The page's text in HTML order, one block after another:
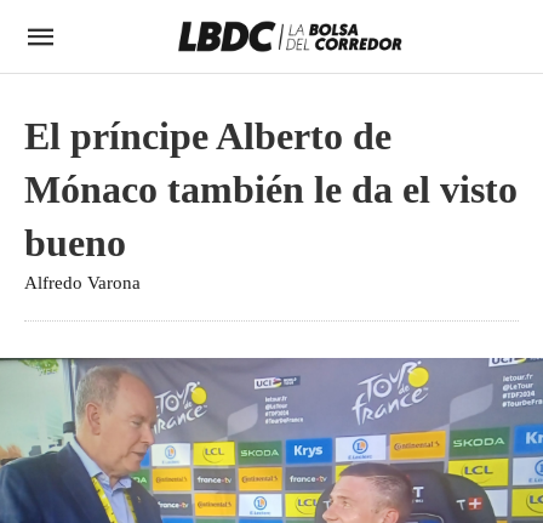
El príncipe Alberto de
Mónaco también le da el visto
bueno
Alfredo Varona